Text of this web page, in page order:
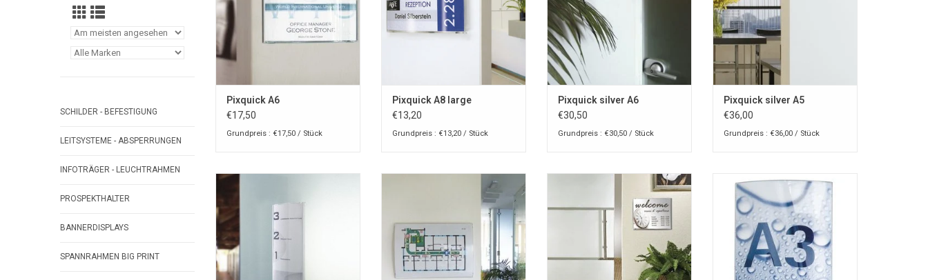
SCHILDER - BEFESTIGUNG
LEITSYSTEME - ABSPERRUNGEN
INFOTRÄGER - LEUCHTRAHMEN
PROSPEKTHALTER
BANNERDISPLAYS
SPANNRAHMEN BIG PRINT
Pixquick A6
€17,50
Grundpreis : €17,50 / Stück
Pixquick A8 large
€13,20
Grundpreis : €13,20 / Stück
Pixquick silver A6
€30,50
Grundpreis : €30,50 / Stück
Pixquick silver A5
€36,00
Grundpreis : €36,00 / Stück
ZUM WARENKORB HINZUFÜGEN
Pixquick A4 info-halter für Theke
ZUM WARENKORB HINZUFÜGEN
Pixquick A5 info-halter für Theke
ZUM WARENKORB HINZUFÜGEN
Pixquick A3 Multifunktionales
Display
ZUM WARENKORB HINZUFÜGEN